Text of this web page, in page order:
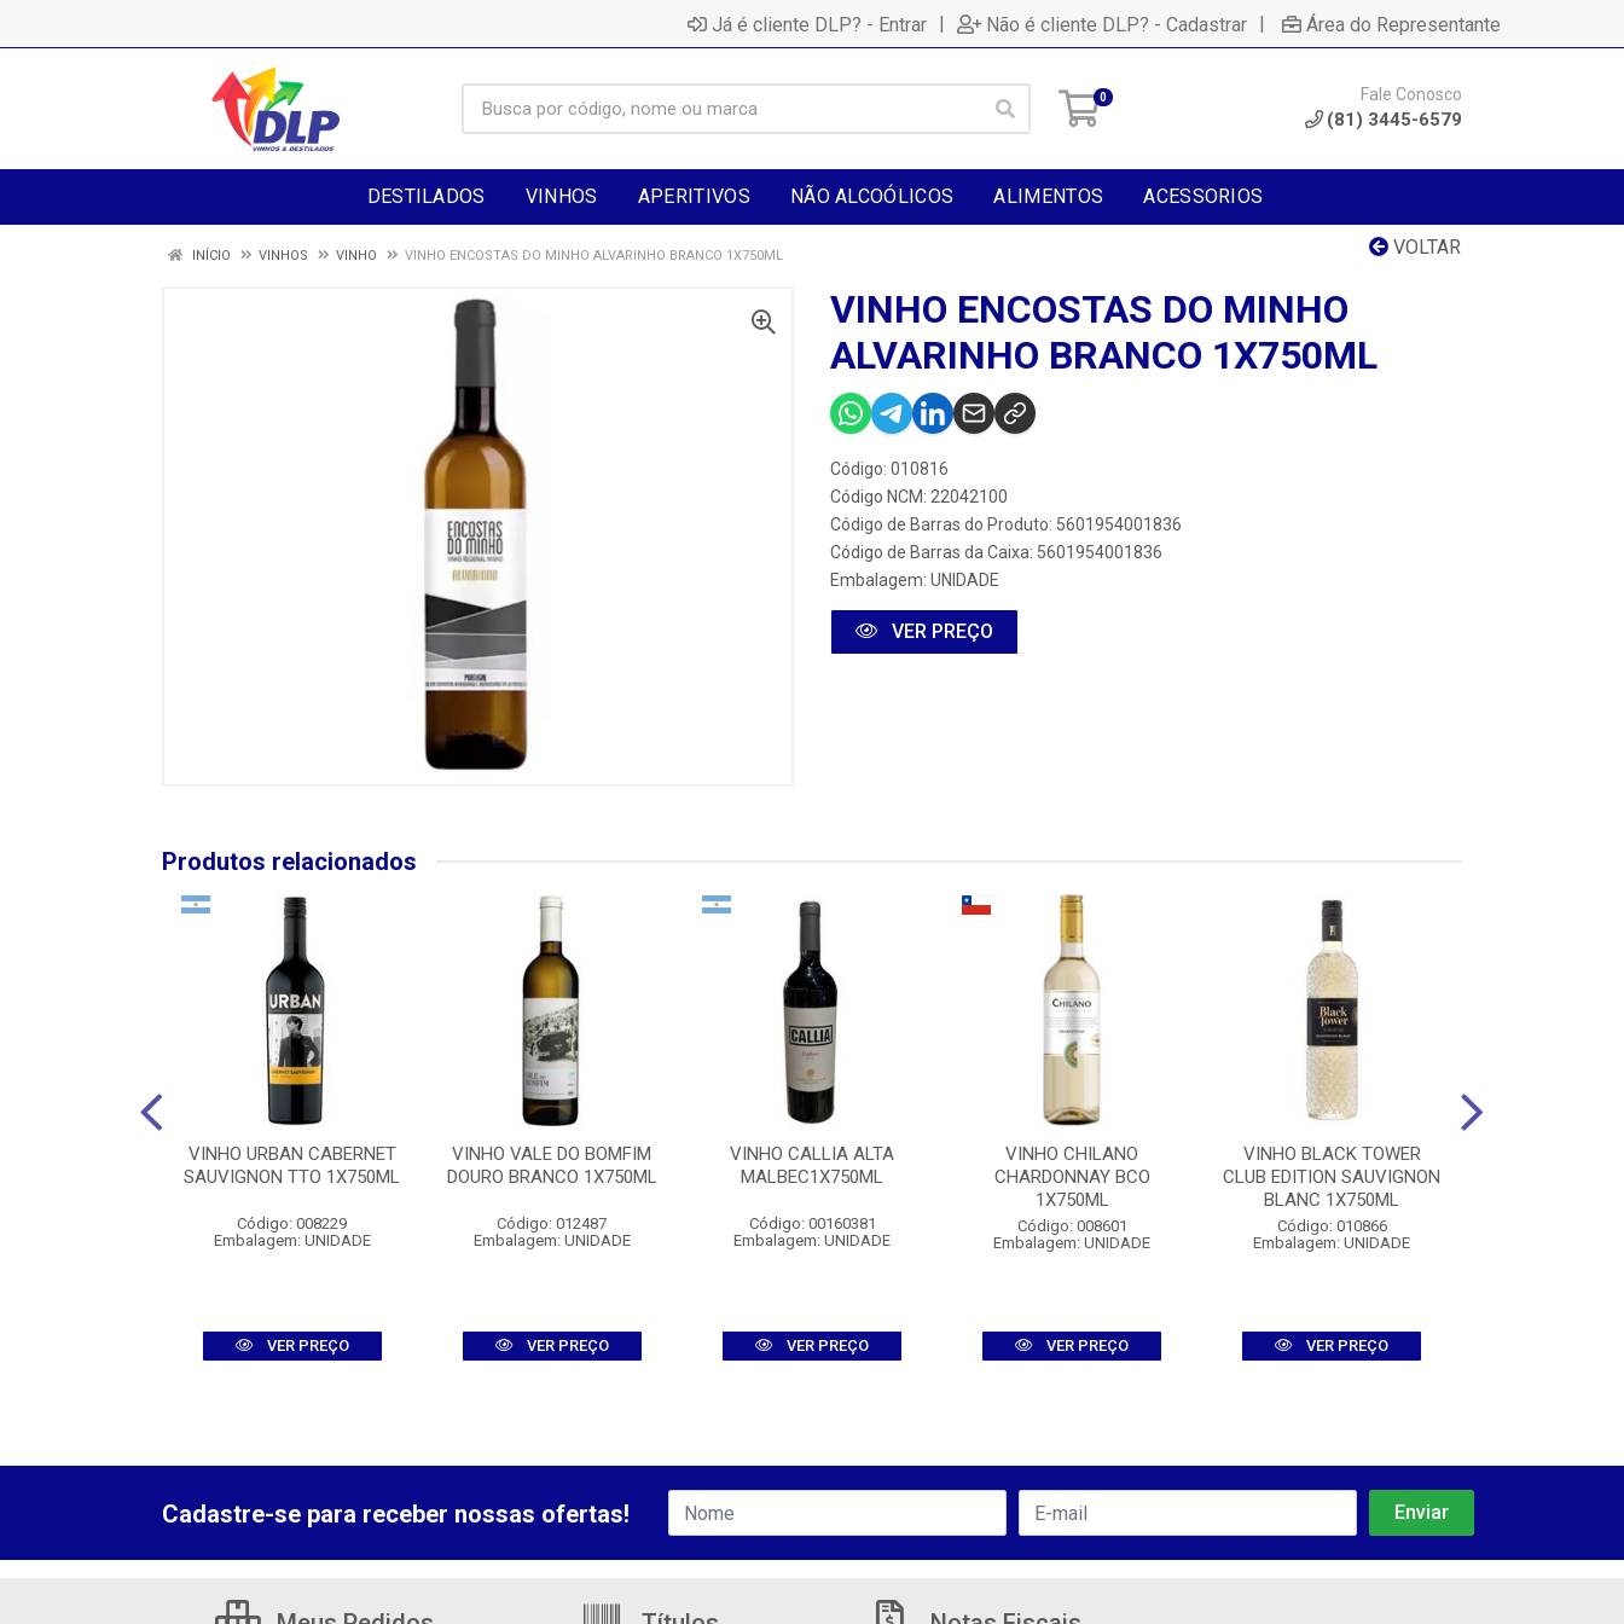
Já é cliente DLP? - Entrar | Não é cliente DLP? - Cadastrar | Área do Representante
0 Fale Conosco
(81) 3445-6579
DESTILADOS VINHOS APERITIVOS NÃO ALCOÓLICOS ALIMENTOS ACESSORIOS
VOLTAR
INÍCIO VINHOS VINHO VINHO ENCOSTAS DO MINHO ALVARINHO BRANCO 1X750ML
VINHO ENCOSTAS DO MINHO
ALVARINHO BRANCO 1X750ML
Código: 010816
Código NCM: 22042100
Código de Barras do Produto: 5601954001836
Código de Barras da Caixa: 5601954001836
Embalagem: UNIDADE
VER PREÇO
Produtos relacionados
VINHO URBAN CABERNET
SAUVIGNON TTO 1X750ML
Código: 008229
Embalagem: UNIDADE
VER PREÇO
VINHO VALE DO BOMFIM
DOURO BRANCO 1X750ML
Código: 012487
Embalagem: UNIDADE
VER PREÇO
VINHO CALLIA ALTA
MALBEC1X750ML
Código: 00160381
Embalagem: UNIDADE
VER PREÇO
VINHO CHILANO
CHARDONNAY BCO
1X750ML
Código: 008601
Embalagem: UNIDADE
VER PREÇO
VINHO BLACK TOWER
CLUB EDITION SAUVIGNON
BLANC 1X750ML
Código: 010866
Embalagem: UNIDADE
VER PREÇO
Cadastre-se para receber nossas ofertas!